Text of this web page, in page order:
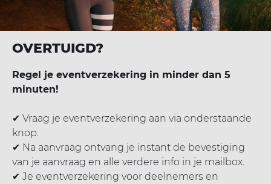
OVERTUIGD?
Regel je eventverzekering in minder dan 5
minuten!
✔ Vraag je eventverzekering aan via onderstaande
knop.
✔ Na aanvraag ontvang je instant de bevestiging
van je aanvraag en alle verdere info in je mailbox.
✔ Je eventverzekering voor deelnemers en